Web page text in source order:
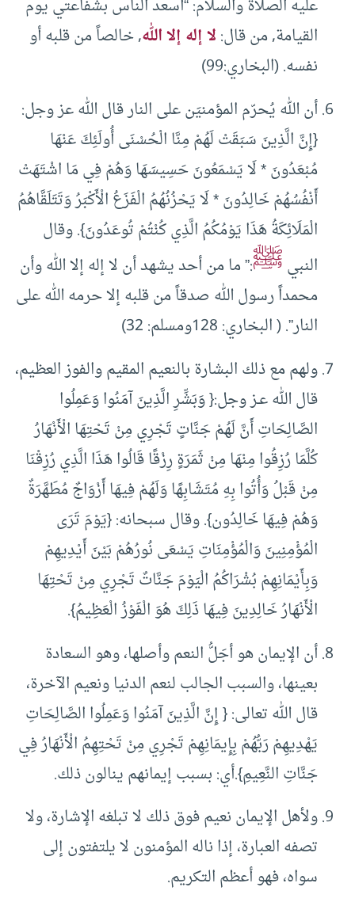
عليه الصلاة والسلام: “أسعد الناس بشفاعتي يوم
القيامة, من قال:لا إله إلا الله, خالصاً من قلبه أو
نفسه. (البخاري:99)
أن الله يُحرّم المؤمنيَن على النار قال الله عز وجل:
{إِنَّ الَّذِينَ سَبَقَتْ لَهُمْ مِنَّا الْحُسْنَى أُولَئِكَ عَنْهَا
مُبْعَدُونَ * لَا يَسْمَعُونَ حَسِيسَهَا وَهُمْ فِي مَا اشْتَهَتْ
أَنْفُسُهُمْ خَالِدُونَ * لَا يَحْزُنُهُمُ الْفَزَعُ الْأَكْبَرُ وَتَتَلَقَّاهُمُ
الْمَلَائِكَةُ هَذَا يَوْمُكُمُ الَّذِي كُنْتُمْ تُوعَدُونَ}. وقال
النبيﷺ:” ما من أحد يشهد أن لا إله إلا الله وأن
محمداً رسول الله صدقاً من قلبه إلا حرمه الله على
النار”. ( البخاري: 128ومسلم: 32)
ولهم مع ذلك البشارة بالنعيم المقيم والفوز العظيم،
قال الله عـز وجل:{ وَبَشِّرِ الَّذِينَ آمَنُوا وَعَمِلُوا
الصَّالِحَاتِ أَنَّ لَهُمْ جَنَّاتٍ تَجْرِي مِنْ تَحْتِهَا الْأَنْهَارُ
كُلَّمَا رُزِقُوا مِنْهَا مِنْ ثَمَرَةٍ رِزْقًا قَالُوا هَذَا الَّذِي رُزِقْنَا
مِنْ قَبْلُ وَأُتُوا بِهِ مُتَشَابِهًا وَلَهُمْ فِيهَا أَزْوَاجٌ مُطَهَّرَةٌ
وَهُمْ فِيهَا خَالِدُون}. وقال سبحانه: {يَوْمَ تَرَى
الْمُؤْمِنِينَ وَالْمُؤْمِنَاتِ يَسْعَى نُورُهُمْ بَيْنَ أَيْدِيهِمْ
وَبِأَيْمَانِهِمْ بُشْرَاكُمُ الْيَوْمَ جَنَّاتٌ تَجْرِي مِنْ تَحْتِهَا
الْأَنْهَارُ خَالِدِينَ فِيهَا ذَلِكَ هُوَ الْفَوْزُ الْعَظِيمُ}.
أن الإيمان هو أجَلُّ النعم وأصلها، وهو السعادة
بعينها، والسبب الجالب لنعم الدنيا ونعيم الآخرة،
قال الله تعالى: { إِنَّ الَّذِينَ آمَنُوا وَعَمِلُوا الصَّالِحَاتِ
يَهْدِيهِمْ رَبُّهُمْ بِإِيمَانِهِمْ تَجْرِي مِنْ تَحْتِهِمُ الْأَنْهَارُ فِي
جَنَّاتِ النَّعِيمِ}.أي: بسبب إيمانهم ينالون ذلك.
ولأهل الإيمان نعيم فوق ذلك لا تبلغه الإشارة، ولا
تصفه العبارة، إذا ناله المؤمنون لا يلتفتون إلى
سواه، فهو أعظم التكريم.